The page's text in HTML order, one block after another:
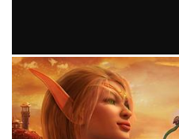
WARLORDS OF